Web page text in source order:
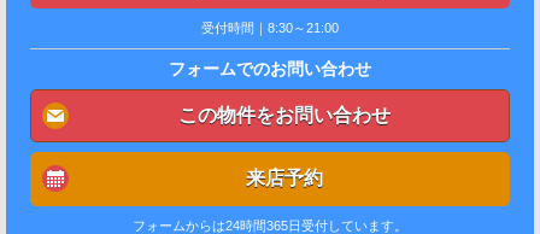
受付時間｜8:30～21:00
フォームでのお問い合わせ
この物件をお問い合わせ
来店予約
フォームからは24時間365日受付しています。